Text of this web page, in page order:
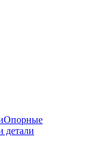
Опорные
детали